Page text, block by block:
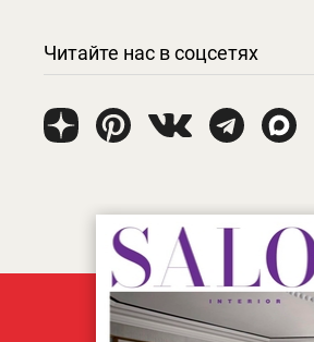
Читайте нас в соцсетях